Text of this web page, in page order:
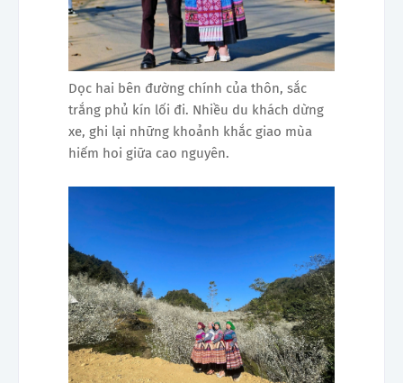
Dọc hai bên đường chính của thôn, sắc
trắng phủ kín lối đi. Nhiều du khách dừng
xe, ghi lại những khoảnh khắc giao mùa
hiếm hoi giữa cao nguyên.